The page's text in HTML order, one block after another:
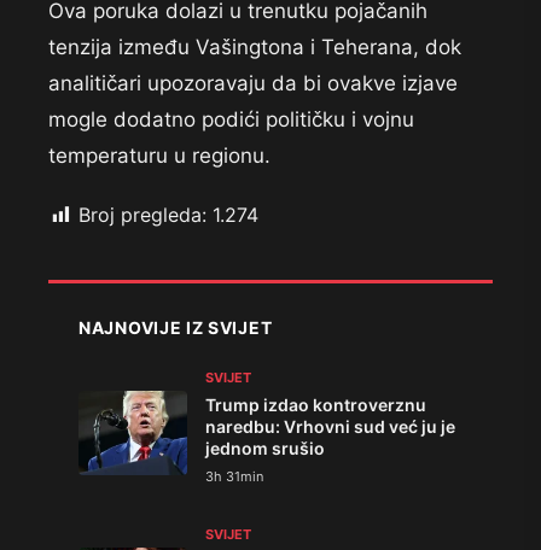
Ova poruka dolazi u trenutku pojačanih
tenzija između Vašingtona i Teherana, dok
analitičari upozoravaju da bi ovakve izjave
mogle dodatno podići političku i vojnu
temperaturu u regionu.
Broj pregleda: 1.274
NAJNOVIJE IZ SVIJET
SVIJET
Trump izdao kontroverznu
naredbu: Vrhovni sud već ju je
jednom srušio
3h 31min
SVIJET